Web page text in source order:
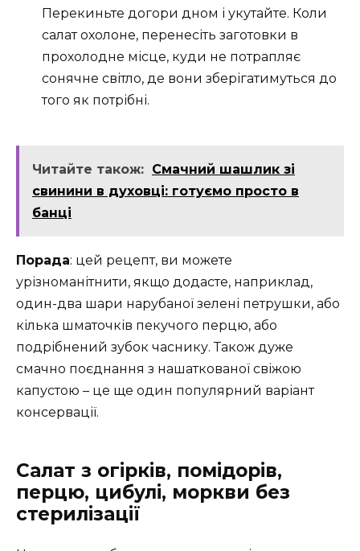
Перекиньте догори дном і укутайте. Коли
салат охолоне, перенесіть заготовки в
прохолодне місце, куди не потрапляє
сонячне світло, де вони зберігатимуться до
того як потрібні.
Читайте також: Смачний шашлик зі
свинини в духовці: готуємо просто в
банці
Порада: цей рецепт, ви можете
урізноманітнити, якщо додасте, наприклад,
один-два шари нарубаної зелені петрушки, або
кілька шматочків пекучого перцю, або
подрібнений зубок часнику. Також дуже
смачно поєднання з нашаткованої свіжою
капустою – це ще один популярний варіант
консервації.
Салат з огірків, помідорів,
перцю, цибулі, моркви без
стерилізації